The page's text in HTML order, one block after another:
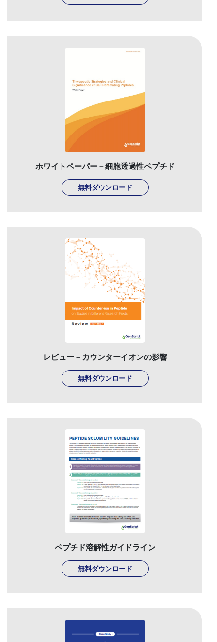
ホワイトペーパー－細胞透過性ペプチド
無料ダウンロード
レビュー－カウンターイオンの影響
無料ダウンロード
ペプチド溶解性ガイドライン
無料ダウンロード